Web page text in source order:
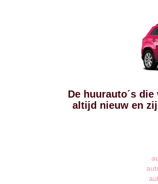
De huurauto´s
altijd nieuw en